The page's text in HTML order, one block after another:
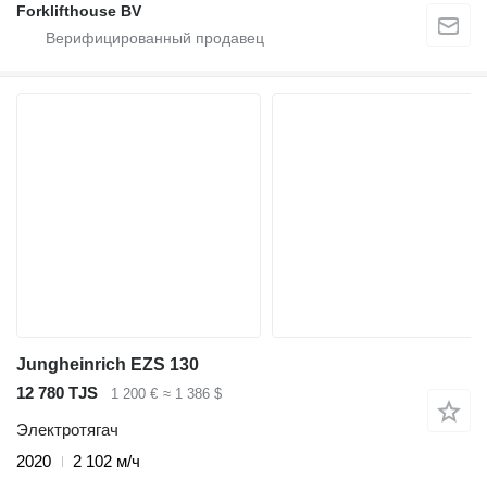
Forklifthouse BV
Jungheinrich EZS 130
12 780 TJS
1 200 € ≈ 1 386 $
Электротягач
2020
2 102 м/ч